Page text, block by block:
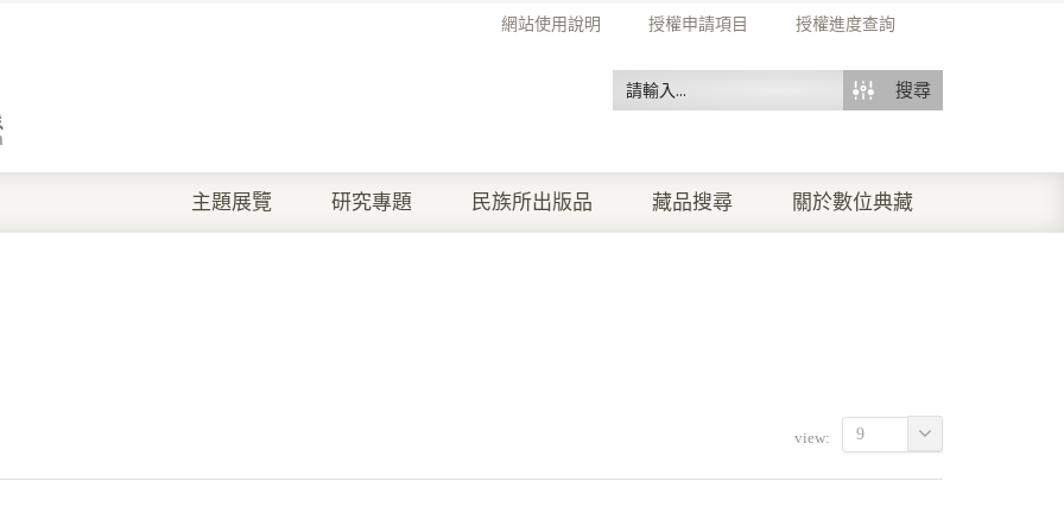
網站使用說明 授權申請項目 授權進度查詢
搜尋
主題展覽 研究專題 民族所出版品 藏品搜尋 關於數位典藏
view: 9